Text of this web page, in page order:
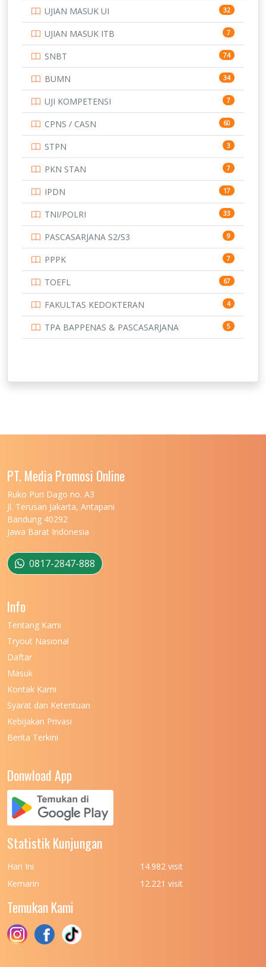
SMP 134
STIP 2
153
345
UNIVERSITAS AIRLANGGA 15
16
15
15
14
14
UNIVERSITAS CENDRAWASIH 14
15
219
11
134
UNIVERSITAS JEMBER
UNIVERSITAS MALIKUSSALEH
UNIVERSITAS MARITIM RAJA ALI HAJI
UNIVERSITAS MATARAM
UNIVERSITAS MULAWARMAN
UNIVERSITAS MUSAMUS
UNIVERSITAS NEGERI KHAIRUN
UNIVERSITAS NEGERI MANADO
UNIVERSITAS NEGERI MEDAN
UNIVERSITAS NEGERI PADANG
UNIVERSITAS NUSA CENDANA
UNIVERSITAS PADJADJARAN
UNIVERSITAS PATTIMURA
(UPN) VETERAN JAKARTA
UNIVERSITAS PEMBANGUNAN NASIONAL
(UPN) VETERAN JAWA TIMUR
UNIVERSITAS PEMBANGUNAN NASIONAL
UJIAN MASUK UI 32
UJIAN MASUK ITB 7
SNBT 74
BUMN 34
UJI KOMPETENSI 7
CPNS / CASN 60
STPN 3
PKN STAN 7
IPDN 17
TNI/POLRI 33
PASCASARJANA S2/S3 9
PPPK 7
TOEFL 67
FAKULTAS KEDOKTERAN 4
TPA BAPPENAS & PASCASARJANA 5
PT. Media Promosi Online
Ruko Puri Dago no. A3
Jl. Terusan Jakarta, Antapani
Bandung 40292
Jawa Barat Indonesia
0817-2847-888
Info
Tentang Kami
Tryout Nasional
Daftar
Masuk
Kontak Kami
Syarat dan Ketentuan
Kebijakan Privasi
Berita Terkini
Donwload App
Statistik Kunjungan
Hari Ini
14.982 visit
Kemarin
12.221 visit
Temukan Kami